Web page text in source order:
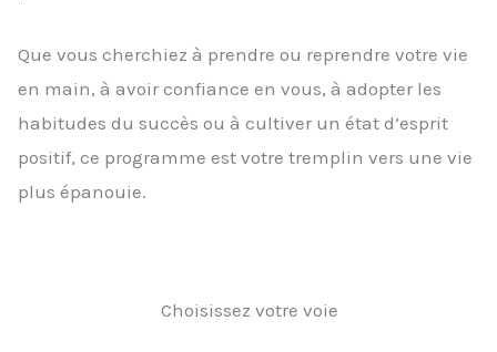
Que vous cherchiez à prendre ou reprendre votre vie
en main, à avoir confiance en vous, à adopter les
habitudes du succès ou à cultiver un état d’esprit
positif, ce programme est votre tremplin vers une vie
plus épanouie.
Choisissez votre voie